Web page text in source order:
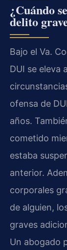
¿Cuándo
delito
Bajo el Va.
DUI se eleva
ofensa de
años.
cometido
estaba
anterior.
corporales
de alguien,
graves
Un abogado